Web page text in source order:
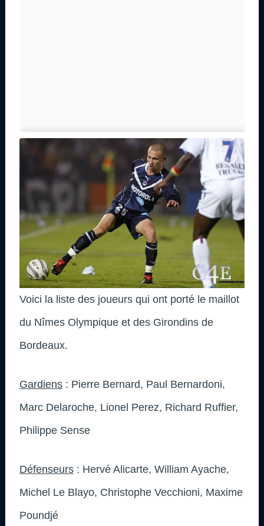
Voici la liste des joueurs qui ont porté le maillot
du Nîmes Olympique et des Girondins de
Bordeaux.
Gardiens : Pierre Bernard, Paul Bernardoni,
Marc Delaroche, Lionel Perez, Richard Ruffier,
Philippe Sense
Défenseurs : Hervé Alicarte, William Ayache,
Michel Le Blayo, Christophe Vecchioni, Maxime
Poundjé